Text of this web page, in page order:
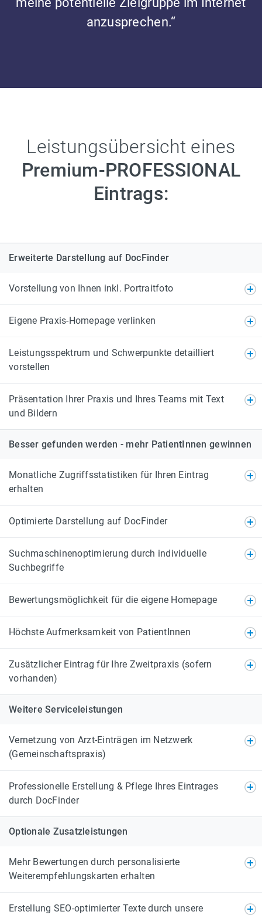
anzusprechen.“
Leistungsübersicht eines
Premium-PROFESSIONAL
Eintrags:
Erweiterte Darstellung auf DocFinder
Vorstellung von Ihnen inkl. Portraitfoto
Eigene Praxis-Homepage verlinken
Leistungsspektrum und Schwerpunkte detailliert
vorstellen
Präsentation Ihrer Praxis und Ihres Teams mit Text
und Bildern
Besser gefunden werden - mehr PatientInnen gewinnen
Monatliche Zugriffsstatistiken für Ihren Eintrag
erhalten
Optimierte Darstellung auf DocFinder
Suchmaschinenoptimierung durch individuelle
Suchbegriffe
Bewertungsmöglichkeit für die eigene Homepage
Höchste Aufmerksamkeit von PatientInnen
Zusätzlicher Eintrag für Ihre Zweitpraxis (sofern
vorhanden)
Weitere Serviceleistungen
Vernetzung von Arzt-Einträgen im Netzwerk
(Gemeinschaftspraxis)
Professionelle Erstellung & Pflege Ihres Eintrages
durch DocFinder
Optionale Zusatzleistungen
Mehr Bewertungen durch personalisierte
Weiterempfehlungskarten erhalten
Erstellung SEO-optimierter Texte durch unsere